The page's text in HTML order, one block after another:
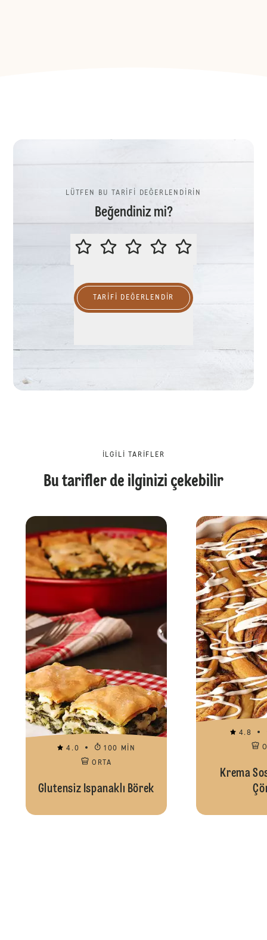
LÜTFEN BU TARİFİ DEĞERLENDİRİN
Beğendiniz mi?
LÜTFEN BU TARİFİ
TARIFI DEĞERLENDİR
İLGILI TARIFLER
Bu tarifler de ilginizi çekebilir
4.0
100 MIN
ORTA
Glutensiz Ispanaklı Börek
4.8
Krema